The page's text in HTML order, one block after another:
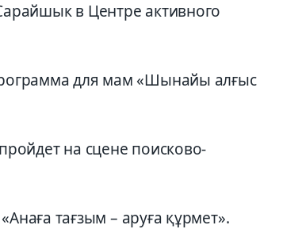
в Центре активного
для мам «Шынайы алғыс
на сцене поисково-
тағзым – аруға құрмет».